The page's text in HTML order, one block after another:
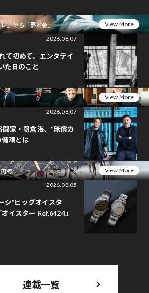
』から『夢と金』
View More
2026.08.07
て初めて、エンタテイ
た日のこと
View More
2026.08.07
家・朝倉海、“無償の
循環とは
考
View More
2026.08.05
ジ"ビッグオイスタ
イスター Ref.6424」
連載一覧